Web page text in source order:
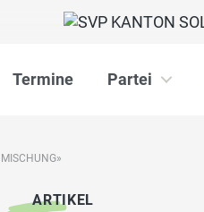
Termine Partei
ARTIKEL